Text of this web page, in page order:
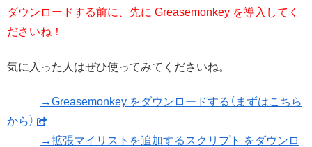
ダウンロードする前に、先に Greasemonkey を導入してく
ださいね！
気に入った人はぜひ使ってみてくださいね。
→Greasemonkey をダウンロードする（まずはこちら
から）
→拡張マイリストを追加するスクリプト をダウンロ